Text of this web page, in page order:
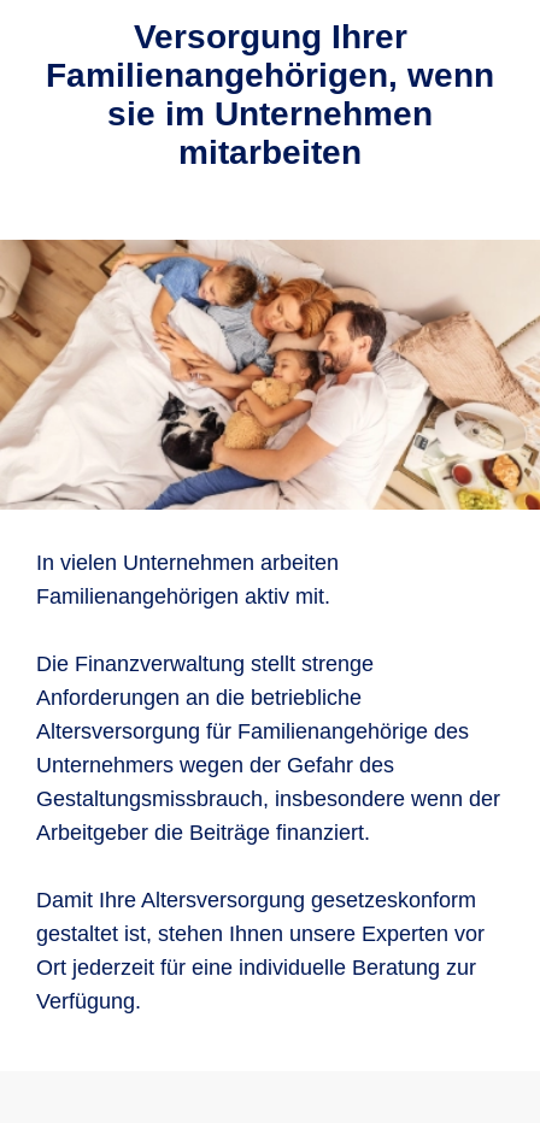
Versorgung Ihrer
Familienangehörigen, wenn
sie im Unternehmen
mitarbeiten
In vielen Unternehmen arbeiten
Familienangehörigen aktiv mit.
Die Finanzverwaltung stellt strenge
Anforderungen an die betriebliche
Altersversorgung für Familienangehörige des
Unternehmers wegen der Gefahr des
Gestaltungsmissbrauch, insbesondere wenn der
Arbeitgeber die Beiträge finanziert.
Damit Ihre Altersversorgung gesetzeskonform
gestaltet ist, stehen Ihnen unsere Experten vor
Ort jederzeit für eine individuelle Beratung zur
Verfügung.